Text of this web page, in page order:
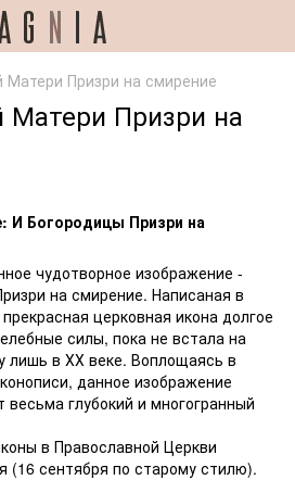
Матери Призри на смирение
Матери Призри на
И Богородицы Призри на
чудотворное изображение -
на смирение. Написаная в
церковная икона долгое
силы, пока не встала на
лишь в ХХ веке. Воплощаясь в
данное изображение
глубокий и многогранный
в Православной Церкви
(16 сентября по старому стилю).